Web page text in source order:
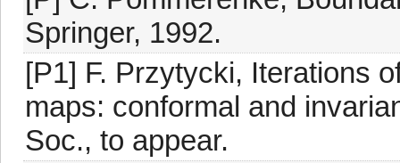
Springer, 1992.
[P1] F. Przytycki, Iterations
maps: conformal and
Soc., to appear.